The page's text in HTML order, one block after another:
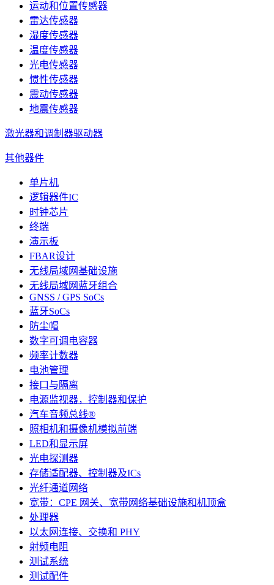
运动和位置传感器
雷达传感器
湿度传感器
温度传感器
光电传感器
惯性传感器
震动传感器
地震传感器
激光器和调制器驱动器
其他器件
单片机
逻辑器件IC
时钟芯片
终端
演示板
FBAR设计
无线局域网基础设施
无线局域网蓝牙组合
GNSS / GPS SoCs
蓝牙SoCs
防尘帽
数字可调电容器
频率计数器
电池管理
接口与隔离
电源监视器，控制器和保护
汽车音频总线®
照相机和摄像机模拟前端
LED和显示屏
光电探测器
存储适配器、控制器及ICs
光纤通道网络
宽带：CPE 网关、宽带网络基础设施和机顶盒
处理器
以太网连接、交换和 PHY
射频电阻
测试系统
测试配件